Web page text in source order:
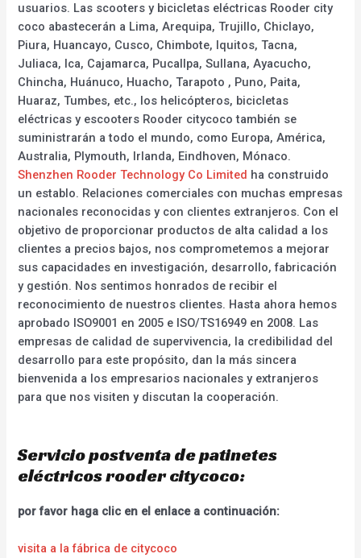
usuarios. Las scooters y bicicletas eléctricas Rooder city
coco abastecerán a Lima, Arequipa, Trujillo, Chiclayo,
Piura, Huancayo, Cusco, Chimbote, Iquitos, Tacna,
Juliaca, Ica, Cajamarca, Pucallpa, Sullana, Ayacucho,
Chincha, Huánuco, Huacho, Tarapoto , Puno, Paita,
Huaraz, Tumbes, etc., los helicópteros, bicicletas
eléctricas y escooters Rooder citycoco también se
suministrarán a todo el mundo, como Europa, América,
Australia, Plymouth, Irlanda, Eindhoven, Mónaco.
Shenzhen Rooder Technology Co Limited ha construido
un establo. Relaciones comerciales con muchas empresas
nacionales reconocidas y con clientes extranjeros. Con el
objetivo de proporcionar productos de alta calidad a los
clientes a precios bajos, nos comprometemos a mejorar
sus capacidades en investigación, desarrollo, fabricación
y gestión. Nos sentimos honrados de recibir el
reconocimiento de nuestros clientes. Hasta ahora hemos
aprobado ISO9001 en 2005 e ISO/TS16949 en 2008. Las
empresas de calidad de supervivencia, la credibilidad del
desarrollo para este propósito, dan la más sincera
bienvenida a los empresarios nacionales y extranjeros
para que nos visiten y discutan la cooperación.
Servicio postventa de patinetes
eléctricos rooder citycoco:
por favor haga clic en el enlace a continuación:
visita a la fábrica de citycoco